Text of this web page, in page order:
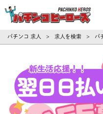
パ
パチンコ 求人 > 求人を検索 > パ